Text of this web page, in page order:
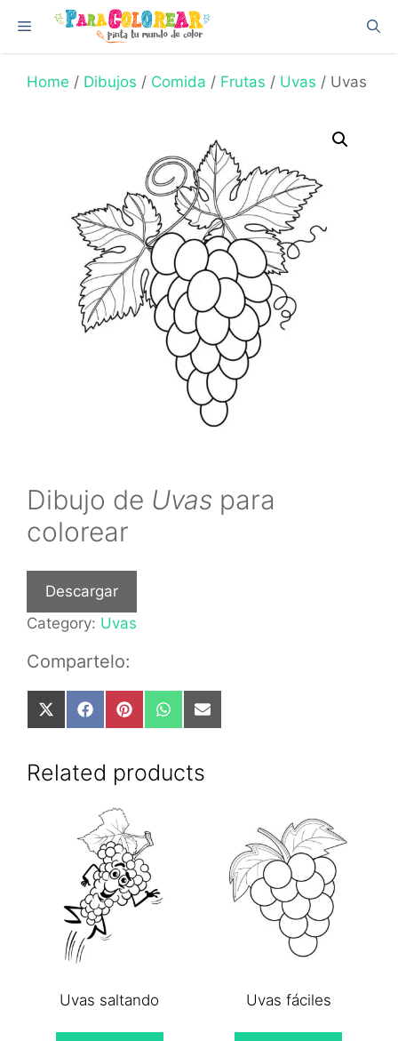
content
Menu
Home / Dibujos / Comida / Frutas / Uvas / Uvas
Dibujo de Uvas para
colorear
Descargar
Category: Uvas
Compartelo:
Share
on
(Twitter)
Share
on
Share
on
Share
on
Share
on
Related products
Uvas saltando Uvas fáciles